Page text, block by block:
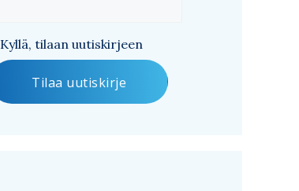
Kyllä, tilaan uutiskirjeen